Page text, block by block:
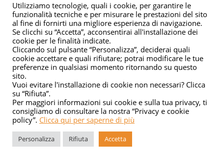
Copyright © 2026 - Ente Bilaterale del Turismo Puglia - C.F.
Managed byElabora Next
Utilizziamo tecnologie, quali i cookie, per garantire le
funzionalità tecniche e per misurare le prestazioni del sito
al fine di fornirti una migliore esperienza di navigazione.
Se clicchi su “Accetta”, acconsentirai all'installazione dei
cookie per le finalità indicate.
Cliccando sul pulsante “Personalizza”, deciderai quali
cookie accettare e quali rifiutare; potrai modificare le tue
preferenze in qualsiasi momento ritornando su questo
sito.
Vuoi evitare l'installazione di cookie non necessari? Clicca
su “Rifiuta”.
Per maggiori informazioni sui cookie e sulla tua privacy, ti
consigliamo di consultare la nostra “Privacy e cookie
policy”. Clicca qui per saperne di più
Personalizza Rifiuta Accetta